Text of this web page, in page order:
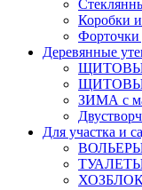
Коробки
Форточки
Деревянные
ЩИТОВЫЕ
ЗИМА с
Для участка и
ТУАЛЕТЫ